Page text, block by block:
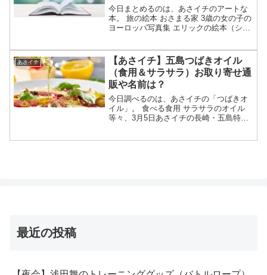
【特選エンタ】
今日まとめるのは、あさイチのアートな
本。 旅の絵本 おさまる家 3歳の女の子の
ヨーロッパ写真集 エリックの絵本（ショ
贈りたいアートな書籍」についてです。
（画像はイメ...
あさイチ
【あさイチ】五島つばきオイル
（食用＆サラサラ）お取り寄せ通
販や名前は？
今日調べるのは、あさイチの「つばきオ
イル」。 食べる食用 サラサラのオイル
等々、3月5日あさイチの長崎・五島特集
最近の投稿